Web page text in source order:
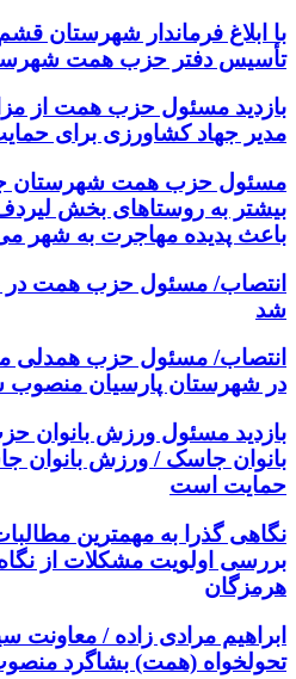
با ابلاغ فرماندار شهرستان
تأسیس دفتر حزب همت
بازدید مسئول حزب همت از
مدیر جهاد کشاورزی برای
مسئول حزب همت شهرستان
بیشتر به روستاهای بخش
باعث پدیده مهاجرت به شهر
انتصاب/ مسئول حزب همت
شد
انتصاب/ مسئول حزب همدلی
در شهرستان پارسیان منصوب
بازدید مسئول ورزش بانوان
بانوان جاسک / ورزش بانوان
حمایت است
نگاهی گذرا به مهمترین
بررسی اولویت مشکلات از
هرمزگان
ابراهیم مرادی زاده /
تحولخواه (همت) بشاگرد